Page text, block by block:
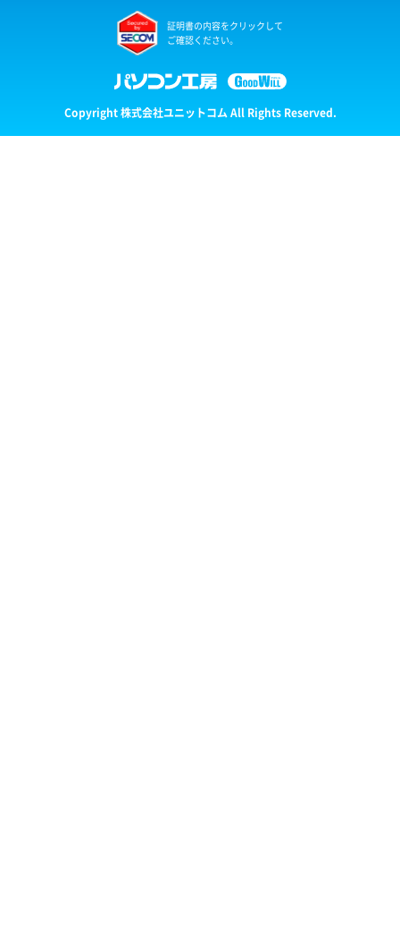
証明書の内容をクリックして
ご確認ください。
Copyright 株式会社ユニットコム All Rights Reserved.